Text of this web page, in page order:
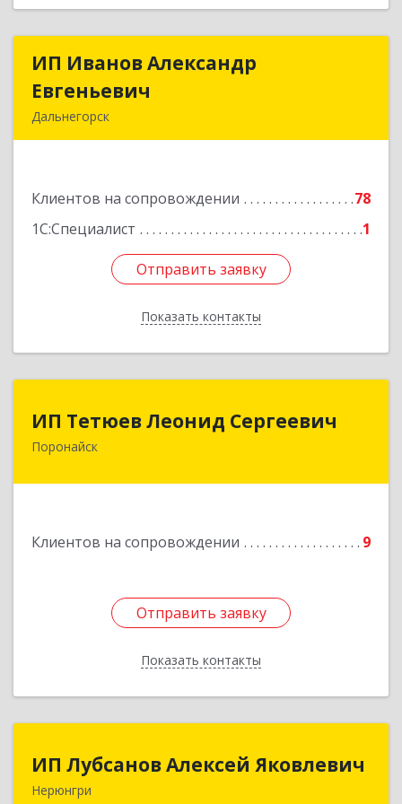
ИП Иванов Александр
Евгеньевич
Дальнегорск
Клиентов на сопровождении
78
1С:Специалист
1
Отправить заявку
Показать контакты
ИП Иванов Александр
Подробнее
Отправить заявку
Назад
ИП Тетюев Леонид Сергеевич
Поронайск
Клиентов на сопровождении 9
Отправить заявку
Показать контакты
694242, Сахалинская обл, Поронайск г, Фрунзе
Отправить заявку
Назад
ИП Лубсанов Алексей Яковлевич
Нерюнгри
ИП Лубсанов Алексей Яковлевич
675002, Амурская область, г. Благовещенск, ул.